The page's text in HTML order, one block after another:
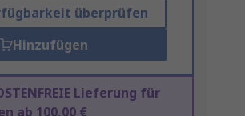
überprüfen
Hinzufügen
Lieferung für
ab 100,00 €